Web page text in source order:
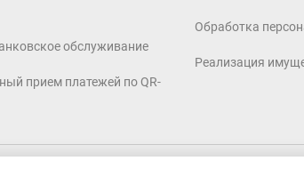
обслуживание
прием платежей по QR-
Обработка
Реализация
лицензия ЦБ РФ 2772